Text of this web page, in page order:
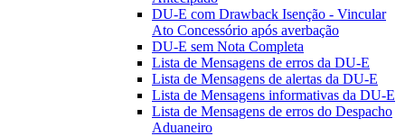
DU-E com Drawback Isenção - Vincular
Ato Concessório após averbação
DU-E sem Nota Completa
Lista de Mensagens de erros da DU-E
Lista de Mensagens de alertas da DU-E
Lista de Mensagens informativas da DU-E
Lista de Mensagens de erros do Despacho
Aduaneiro